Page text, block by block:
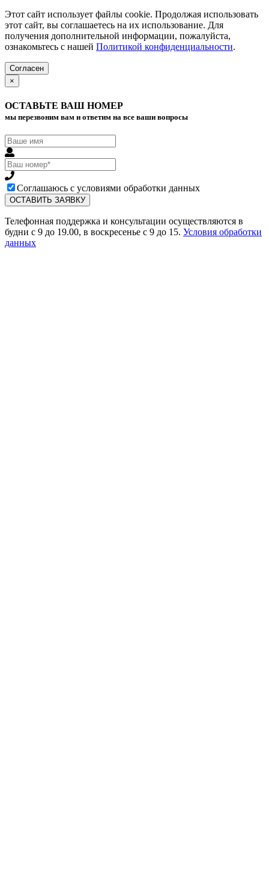
Этот сайт использует файлы cookie. Продолжая использовать
этот сайт, вы соглашаетесь на их использование. Для
получения дополнительной информации, пожалуйста,
ознакомьтесь с нашей Политикой конфиденциальности.
Согласен
×
ОСТАВЬТЕ ВАШ НОМЕР
мы перезвоним вам и ответим на все ваши вопросы
Соглашаюсь с условиями обработки данных
Телефонная поддержка и консультации осуществляются в
будни с 9 до 19.00, в воскресенье с 9 до 15. Условия обработки
данных